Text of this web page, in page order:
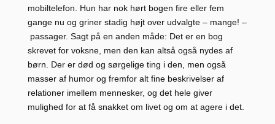
mobiltelefon. Hun har nok hørt bogen fire eller fem
gange nu og griner stadig højt over udvalgte – mange! –
passager. Sagt på en anden måde: Det er en bog
skrevet for voksne, men den kan altså også nydes af
børn. Der er død og sørgelige ting i den, men også
masser af humor og fremfor alt fine beskrivelser af
relationer imellem mennesker, og det hele giver
mulighed for at få snakket om livet og om at agere i det.